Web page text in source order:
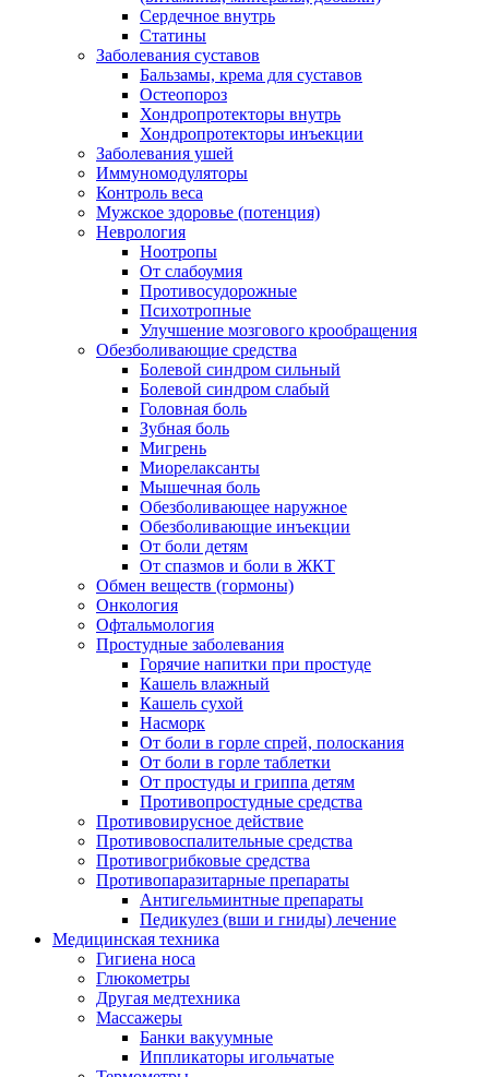
Сердечное внутрь
Статины
Заболевания суставов
Бальзамы, крема для суставов
Остеопороз
Хондропротекторы внутрь
Хондропротекторы инъекции
Заболевания ушей
Иммуномодуляторы
Контроль веса
Мужское здоровье (потенция)
Неврология
Ноотропы
От слабоумия
Противосудорожные
Психотропные
Улучшение мозгового крообращения
Обезболивающие средства
Болевой синдром сильный
Болевой синдром слабый
Головная боль
Зубная боль
Мигрень
Миорелаксанты
Мышечная боль
Обезболивающее наружное
Обезболивающие инъекции
От боли детям
От спазмов и боли в ЖКТ
Обмен веществ (гормоны)
Онкология
Офтальмология
Простудные заболевания
Горячие напитки при простуде
Кашель влажный
Кашель сухой
Насморк
От боли в горле спрей, полоскания
От боли в горле таблетки
От простуды и гриппа детям
Противопростудные средства
Противовирусное действие
Противовоспалительные средства
Противогрибковые средства
Противопаразитарные препараты
Антигельминтные препараты
Педикулез (вши и гниды) лечение
Медицинская техника
Гигиена носа
Глюкометры
Другая медтехника
Массажеры
Банки вакуумные
Иппликаторы игольчатые